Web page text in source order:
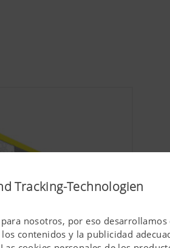
Tracking-Technologien
nosotros, por eso
contenidos y la publicidad